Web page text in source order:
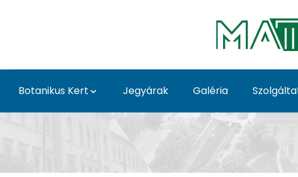
Botanikus Kert Jegyárak Galéria
Tölgy 1 - Galéria -